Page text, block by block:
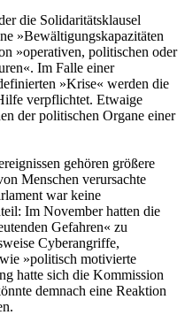
die Solidaritätsklausel
»Bewältigungskapazitäten
»operativen, politischen oder
Im Falle einer
»Krise« werden die
verpflichtet. Etwaige
der politischen Organe einer
gehören größere
Menschen verursachte
war keine
Im November hatten die
Gefahren« zu
Cyberangriffe,
»politisch motivierte
hatte sich die Kommission
demnach eine Reaktion